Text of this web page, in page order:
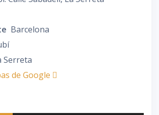
Barcelona
Serreta
de Google